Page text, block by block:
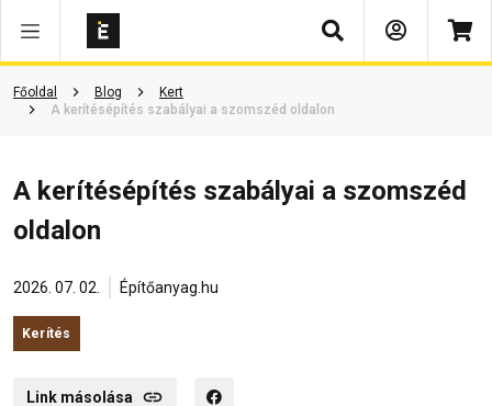
Keresés
Főoldal Blog
Kert
A kerítésépítés szabályai a szomszéd oldalon
A kerítésépítés szabályai a szomszéd
oldalon
2026. 07. 02. Építőanyag.hu
Kerítés
Link másolása